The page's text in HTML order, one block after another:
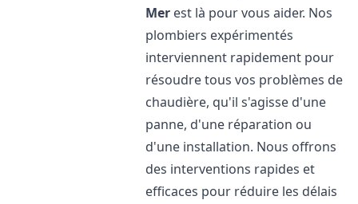
Mer est là pour vous aider. Nos
plombiers expérimentés
interviennent rapidement pour
résoudre tous vos problèmes de
chaudière, qu'il s'agisse d'une
panne, d'une réparation ou
d'une installation. Nous offrons
des interventions rapides et
efficaces pour réduire les délais